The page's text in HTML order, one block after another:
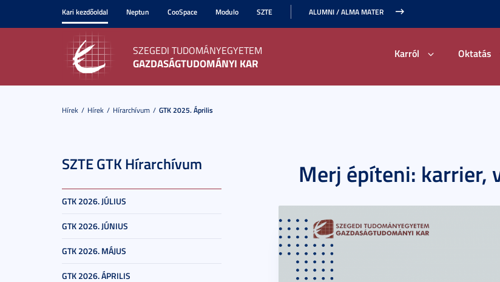
Kari kezdőoldal Neptun CooSpace Modulo SZTE ALUMNI / ALMA MATER
SZEGEDI TUDOMÁNYEGYETEM
GAZDASÁGTUDOMÁNYI KAR
Karról Oktatás
Hírek Hírek Hírarchívum GTK 2025. Április
SZTE GTK Hírarchívum
GTK 2026. JÚLIUS
GTK 2026. JÚNIUS
GTK 2026. MÁJUS
GTK 2026. ÁPRILIS
Merj építeni: karrier,